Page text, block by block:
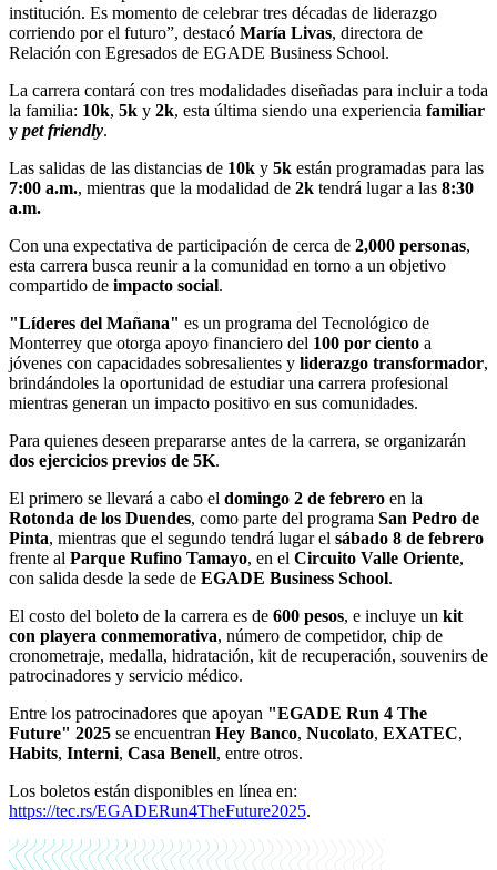
institución. Es momento de celebrar tres décadas de liderazgo
corriendo por el futuro”, destacó María Livas, directora de
Relación con Egresados de EGADE Business School.
La carrera contará con tres modalidades diseñadas para incluir a toda
la familia: 10k, 5k y 2k, esta última siendo una experiencia familiar
y pet friendly.
Las salidas de las distancias de 10k y 5k están programadas para las
7:00 a.m., mientras que la modalidad de 2k tendrá lugar a las 8:30
a.m.
Con una expectativa de participación de cerca de 2,000 personas,
esta carrera busca reunir a la comunidad en torno a un objetivo
compartido de impacto social.
"Líderes del Mañana" es un programa del Tecnológico de
Monterrey que otorga apoyo financiero del 100 por ciento a
jóvenes con capacidades sobresalientes y liderazgo transformador,
brindándoles la oportunidad de estudiar una carrera profesional
mientras generan un impacto positivo en sus comunidades.
Para quienes deseen prepararse antes de la carrera, se organizarán
dos ejercicios previos de 5K.
El primero se llevará a cabo el domingo 2 de febrero en la
Rotonda de los Duendes, como parte del programa San Pedro de
Pinta, mientras que el segundo tendrá lugar el sábado 8 de febrero
frente al Parque Rufino Tamayo, en el Circuito Valle Oriente,
con salida desde la sede de EGADE Business School.
El costo del boleto de la carrera es de 600 pesos, e incluye un kit
con playera conmemorativa, número de competidor, chip de
cronometraje, medalla, hidratación, kit de recuperación, souvenirs de
patrocinadores y servicio médico.
Entre los patrocinadores que apoyan "EGADE Run 4 The
Future" 2025 se encuentran Hey Banco, Nucolato, EXATEC,
Habits, Interni, Casa Benell, entre otros.
Los boletos están disponibles en línea en:
https://tec.rs/EGADERun4TheFuture2025.